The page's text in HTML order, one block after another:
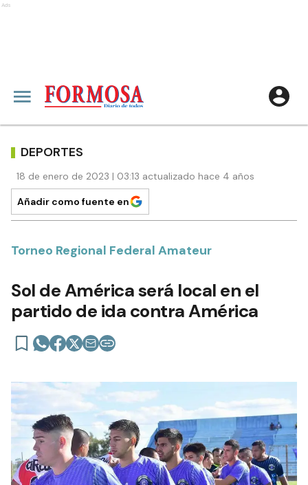
Ads
DEPORTES
18 de enero de 2023 | 03:13 actualizado hace 4 años
Añadir como fuente en
Torneo Regional Federal Amateur
Sol de América será local en el
partido de ida contra América